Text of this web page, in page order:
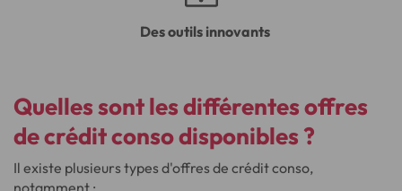
Des outils innovants
Quelles sont les différentes offres
de crédit conso disponibles ?
Il existe plusieurs types d'offres de crédit conso,
notamment :